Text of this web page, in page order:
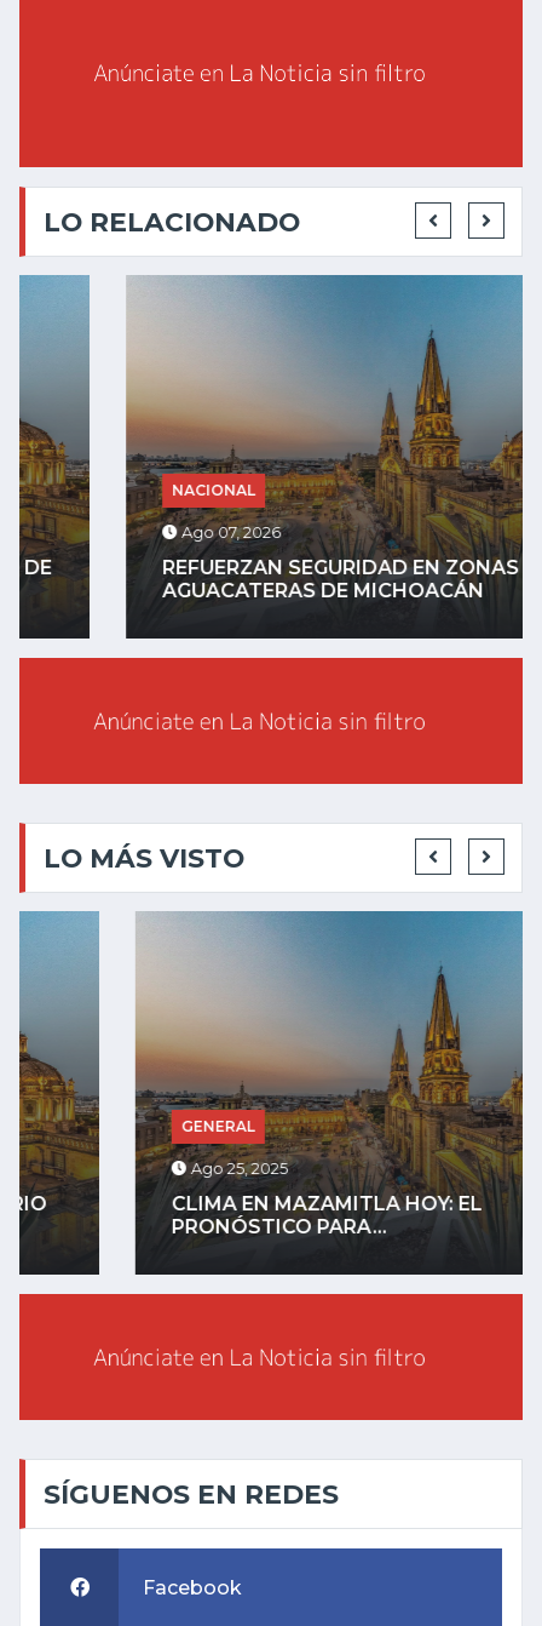
LO RELACIONADO
NACIONAL
Ago 07, 2026
REFUERZAN SEGURIDAD EN ZONAS
AGUACATERAS DE MICHOACÁN
LO MÁS VISTO
GENERAL
Ago 25, 2025
CLIMA EN MAZAMITLA HOY: EL
PRONÓSTICO PARA...
SÍGUENOS EN REDES
Facebook